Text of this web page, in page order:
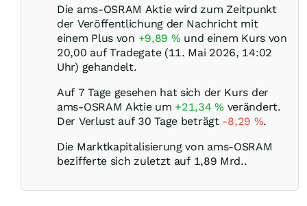
Die ams-OSRAM Aktie wird zum Zeitpunkt
der Veröffentlichung der Nachricht mit
einem Plus von +9,89 % und einem Kurs von
20,00 auf Tradegate (11. Mai 2026, 14:02
Uhr) gehandelt.
Auf 7 Tage gesehen hat sich der Kurs der
ams-OSRAM Aktie um +21,34% verändert.
Der Verlust auf 30 Tage beträgt -8,29 %.
Die Marktkapitalisierung von ams-OSRAM
bezifferte sich zuletzt auf 1,89 Mrd..